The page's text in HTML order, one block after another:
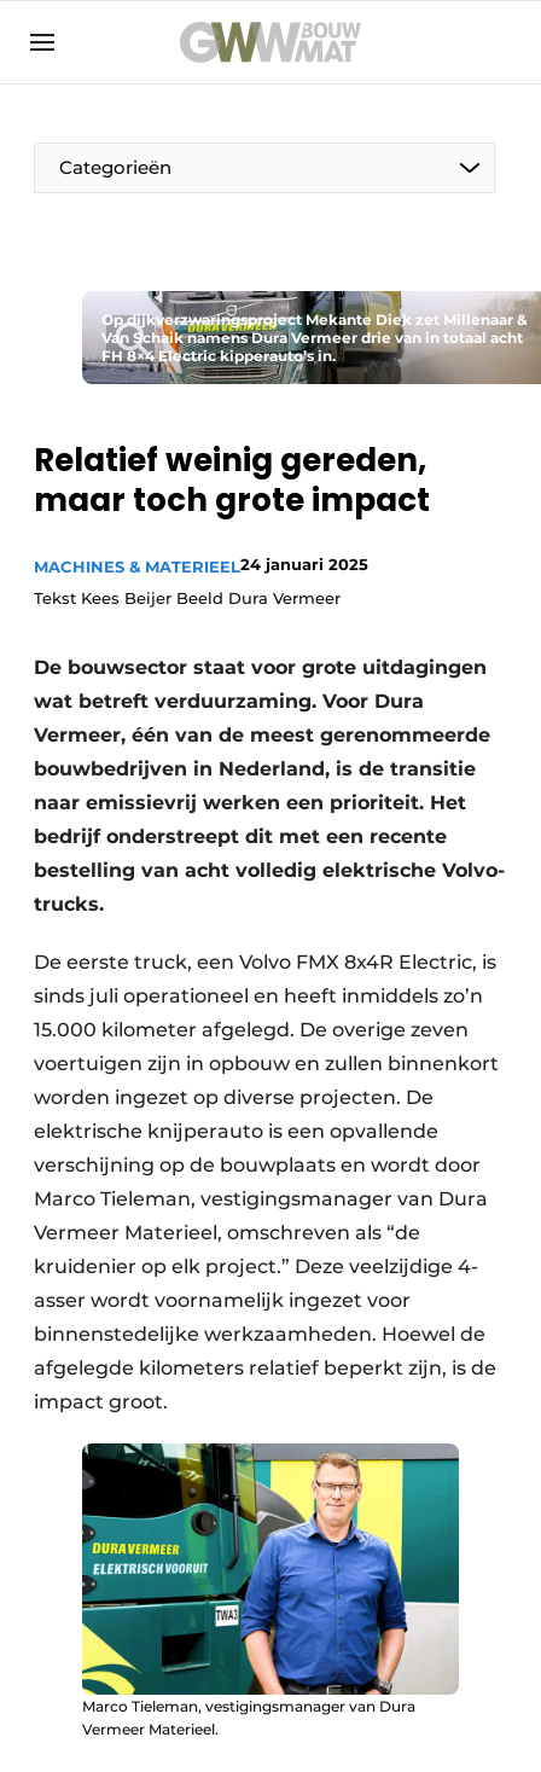
NL EN
Categorieën
Vrouw in de bouw
Duurzaamheid & Innovatie
Fundering
Kopen/Huren/Leasen
Bouwtransport
Machines & Materieel
Op dijkverzwaringsproject Mekante Diek zet Millenaar &
Van Schaik namens Dura Vermeer drie van in totaal acht
FH 8×4 Electric kipperauto’s in.
Relatief weinig gereden,
maar toch grote impact
MACHINES & MATERIEEL24 januari 2025
Tekst Kees Beijer Beeld Dura Vermeer
De bouwsector staat voor grote uitdagingen
wat betreft verduurzaming. Voor Dura
Vermeer, één van de meest gerenommeerde
bouwbedrijven in Nederland, is de transitie
naar emissievrij werken een prioriteit. Het
bedrijf onderstreept dit met een recente
bestelling van acht volledig elektrische Volvo-
trucks.
De eerste truck, een Volvo FMX 8x4R Electric, is
sinds juli operationeel en heeft inmiddels zo’n
15.000 kilometer afgelegd. De overige zeven
voertuigen zijn in opbouw en zullen binnenkort
worden ingezet op diverse projecten. De
elektrische knijperauto is een opvallende
verschijning op de bouwplaats en wordt door
Marco Tieleman, vestigingsmanager van Dura
Vermeer Materieel, omschreven als “de
kruidenier op elk project.” Deze veelzijdige 4-
asser wordt voornamelijk ingezet voor
binnenstedelijke werkzaamheden. Hoewel de
afgelegde kilometers relatief beperkt zijn, is de
impact groot.
Marco Tieleman, vestigingsmanager van Dura
Vermeer Materieel.